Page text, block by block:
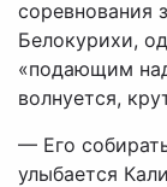
соревнования
Белокурихи,
«подающим
волнуется,
— Его
улыбается